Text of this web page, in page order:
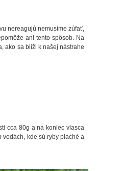
nereagujú nemusíme zúfať,
ani tento spôsob. Na
ako sa blíži k našej nástrahe
cca 80g a na koniec vlasca
kde sú ryby plaché a